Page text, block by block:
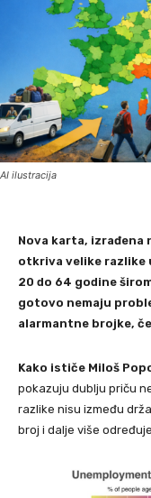
AI ilustracija
Nova karta,
otkriva velike razlike
20 do 64 godine
gotovo nemaju
alarmantne brojke,
Kako ističe Miloš
pokazuju dublju priču
razlike nisu između
broj i dalje više